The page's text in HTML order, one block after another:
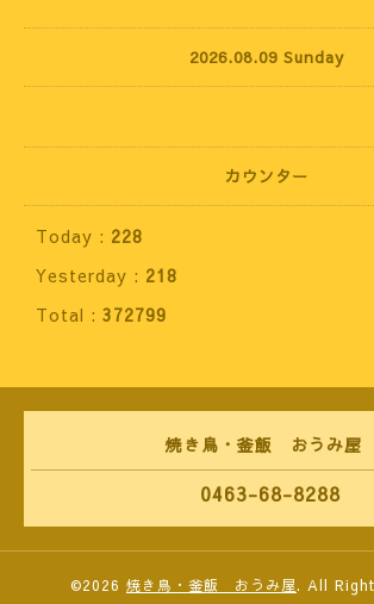
2026.08.09 Sunday
カウンター
Today : 228
Yesterday : 218
Total : 372799
焼き鳥・釜飯 おうみ屋
0463-68-8288
©2026 焼き鳥・釜飯 おうみ屋. All